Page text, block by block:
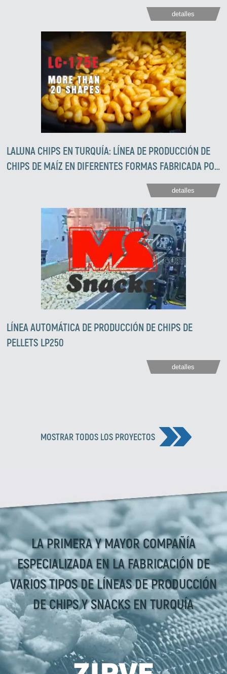
detalles
LALUNA CHIPS EN TURQUÍA: LÍNEA DE PRODUCCIÓN DE
CHIPS DE MAÍZ EN DIFERENTES FORMAS FABRICADA POR
detalles
LÍNEA AUTOMÁTICA DE PRODUCCIÓN DE CHIPS DE
PELLETS LP250
detalles
MOSTRAR TODOS LOS PROYECTOS
LA PRIMERA Y MAYOR COMPAÑÍA
ESPECIALIZADA EN LA FABRICACIÓN DE
VARIOS TIPOS DE LÍNEAS DE PRODUCCIÓN
DE CHIPS Y SNACKS EN TURQUÍA